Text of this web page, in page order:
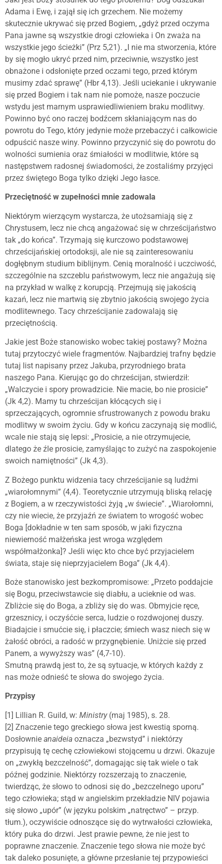
Adama i Ewę, i zajął się ich grzechem. Nie możemy
skutecznie ukrywać się przed Bogiem, „gdyż przed oczyma
Pana jawne są wszystkie drogi człowieka i On zważa na
wszystkie jego ścieżki” (Prz 5,21). „I nie ma stworzenia, które
by się mogło ukryć przed nim, przeciwnie, wszystko jest
obnażone i odsłonięte przed oczami tego, przed którym
musimy zdać sprawę” (Hbr 4,13). Jeśli uciekanie i ukrywanie
się przed Bogiem i tak nam nie pomoże, nasze poczucie
wstydu jest marnym usprawiedliwieniem braku modlitwy.
Powinno być ono raczej bodźcem skłaniającym nas do
powrotu do Tego, który jedynie może przebaczyć i całkowicie
odpuścić nasze winy. Powinno przyczynić się do powrotu do
wolności sumienia oraz śmiałości w modlitwie, które są
następstwem radosnej świadomości, że zostaliśmy przyjęci
przez świętego Boga tylko dzięki Jego łasce.
Przeciętność w zupełności mnie zadowala
Niektórym wierzącym wystarcza, że utożsamiają się z
Chrystusem, lecz nie chcą angażować się w chrześcijaństwo
tak „do końca”. Trzymają się kurczowo podstawowej
chrześcijańskiej ortodoksji, ale nie są zainteresowaniu
dogłębnym studium biblijnym. Cenią moralność i uczciwość,
szczególnie na szczeblu państwowym, lecz nie angażują się
na przykład w walkę z korupcją. Przejmują się jakością
kazań, lecz nie martwią się zbytnio jakością swojego życia
modlitewnego. Tacy chrześcijanie zadowalają się
przeciętnością.
Jakie jest Boże stanowisko wobec takiej postawy? Można
tutaj przytoczyć wiele fragmentów. Najbardziej trafny będzie
tutaj list napisany przez Jakuba, przyrodniego brata
naszego Pana. Kierując go do chrześcijan, stwierdził:
„Walczycie i spory prowadzicie. Nie macie, bo nie prosicie”
(Jk 4,2). Mamy tu chrześcijan kłócących się i
sprzeczających, ogromnie sfrustrowanych z powodu braku
modlitwy w swoim życiu. Gdy w końcu zaczynają się modlić,
wcale nie stają się lepsi: „Prosicie, a nie otrzymujecie,
dlatego że źle prosicie, zamyślając to zużyć na zaspokojenie
swoich namiętności” (Jk 4,3).
Z Bożego punktu widzenia tacy chrześcijanie są ludźmi
„wiarołomnymi” (4,4). Teoretycznie utrzymują bliską relację
z Bogiem, a w rzeczywistości żyją „w świecie”. „Wiarołomni,
czy nie wiecie, że przyjaźń ze światem to wrogość wobec
Boga [dokładnie w ten sam sposób, w jaki fizyczna
niewierność małżeńska jest wroga względem
współmałżonka]? Jeśli więc kto chce być przyjacielem
świata, staje się nieprzyjacielem Boga” (Jk 4,4).
Boże stanowisko jest bezkompromisowe: „Przeto poddajcie
się Bogu, przeciwstawcie się diabłu, a ucieknie od was.
Zbliżcie się do Boga, a zbliży się do was. Obmyjcie ręce,
grzesznicy, i oczyśćcie serca, ludzie o rozdwojonej duszy.
Biadajcie i smućcie się, i płaczcie; śmiech wasz niech się w
żałość obróci, a radość w przygnębienie. Uniżcie się przed
Panem, a wywyższy was” (4,7-10).
Smutną prawdą jest to, że są sytuacje, w których każdy z
nas może odnieść te słowa do swojego życia.
Przypisy
[1] Lillian R. Guild, w: Ministry(maj 1985), s. 28.
[2] Znaczenie tego greckiego słowa jest kwestią sporną.
Dosłownie anaideia oznacza „bezwstyd” i niektórzy
przypisują tę cechę człowiekowi stojącemu u drzwi. Okazuje
on „zwykłą bezczelność”, domagając się tak wiele o tak
późnej godzinie. Niektórzy rozszerzają to znaczenie,
twierdząc, że słowo to odnosi się do „bezczelnego uporu”
tego człowieka; stąd w angielskim przekładzie NIV pojawia
się słowo „upór” (w języku polskim „natręctwo” – przyp.
tłum.), oczywiście odnoszące się do wytrwałości człowieka,
który puka do drzwi. Jest prawie pewne, że nie jest to
poprawne znaczenie. Znaczenie tego słowa nie może być
tak daleko posunięte, a główne przesłanie tej przypowieści